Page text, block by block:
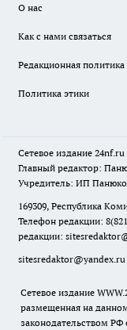
О нас
Как с нами связаться
Редакционная политика
Политика этики
Сетевое издание 24nf.ru
Главный редактор:
Учредитель: ИП
169309, Республика
Телефон редакции:
редакции:
sitesredaktor@yandex.ru
Сетевое издание
размещенная на данном
законодательством РФ